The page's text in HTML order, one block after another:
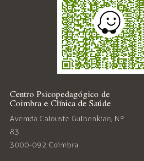
Centro Psicopedagógico de
Coimbra e Clínica de Saúde
Avenida Calouste Gulbenkian, Nº
83
3000-092 Coimbra